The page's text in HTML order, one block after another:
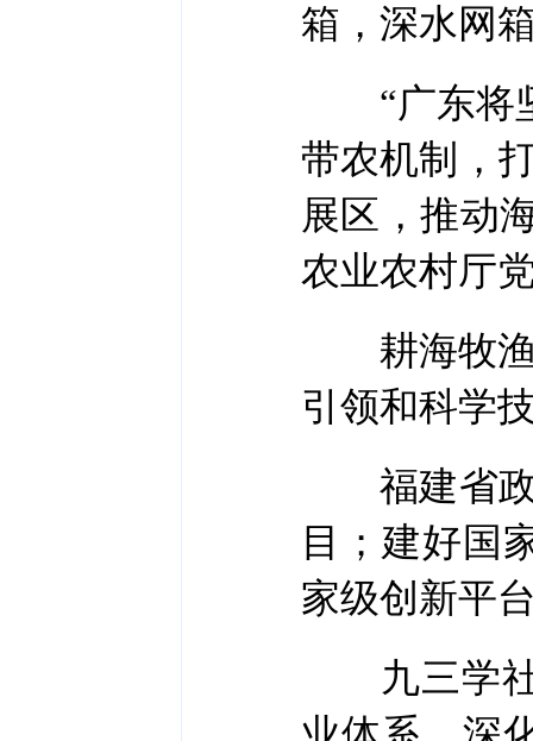
箱，深水网
“广东将坚
带农机制，
展区，推动
农业农村
耕海牧渔
引领和科学
福建省政
目；建好国
家级创新平
九三学社